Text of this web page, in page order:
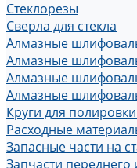
Стеклорезы
Сверла для стекла
Алмазные
Алмазные
Алмазные
Алмазные
Круги для полировки
Расходные
Запасные части на
Запчасти переднего